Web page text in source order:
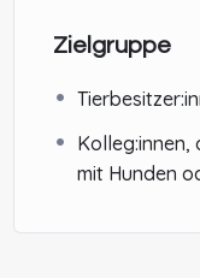
Zielgruppe
Kolleg:innen,
mit Hunden